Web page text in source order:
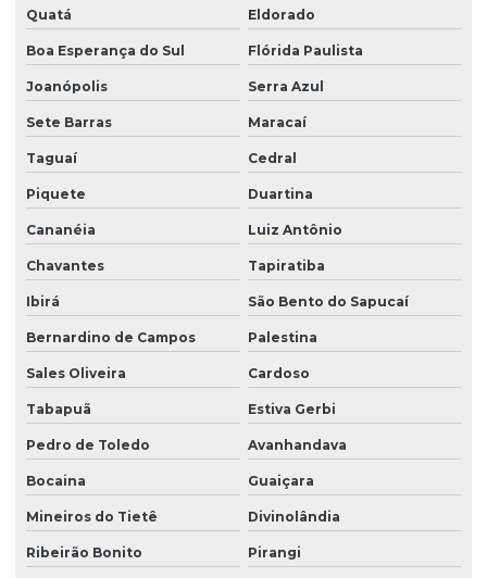
Quatá Eldorado
Boa Esperança do Sul Flórida Paulista
Joanópolis Serra Azul
Sete Barras Maracaí
Taguaí Cedral
Piquete Duartina
Cananéia Luiz Antônio
Chavantes Tapiratiba
Ibirá São Bento do Sapucaí
Bernardino de Campos Palestina
Sales Oliveira Cardoso
Tabapuã Estiva Gerbi
Pedro de Toledo Avanhandava
Bocaina Guaiçara
Mineiros do Tietê Divinolândia
Ribeirão Bonito Pirangi